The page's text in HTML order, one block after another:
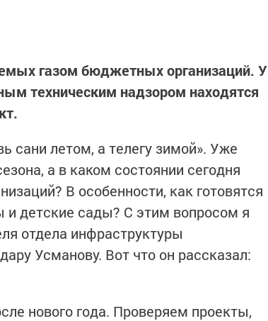
газом бюджетных организаций. У
техническим надзором находятся
сани летом, а телегу зимой». Уже
а в каком состоянии сегодня
В особенности, как готовятся
и детские сады? С этим вопросом я
отдела инфраструктуры
Усманову. Вот что он рассказал:
нового года. Проверяем проекты,